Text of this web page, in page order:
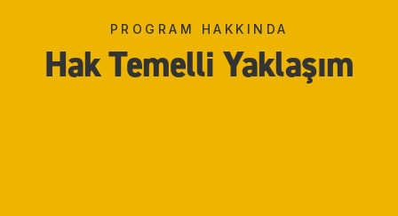
PROGRAM HAKKINDA
Hak Temelli Yaklaşım